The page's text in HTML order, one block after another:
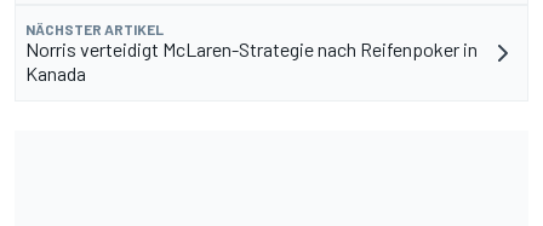
NÄCHSTER ARTIKEL
Norris verteidigt McLaren-Strategie nach Reifenpoker in
Kanada